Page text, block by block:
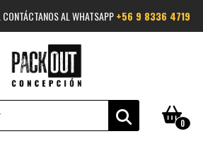
AL WHATSAPP+56 9 8336 4719
0